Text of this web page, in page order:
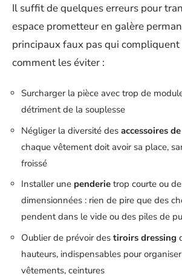
Il suffit de quelques erreurs pour
espace prometteur en galère
principaux faux pas qui compliquent
comment les éviter :
Surcharger la pièce avec trop de
détriment de la souplesse
Négliger la diversité des accessoires
chaque vêtement doit avoir sa place,
froissé
Installer une penderie trop courte ou
dimensionnées : rien de pire que des
pendent dans le vide ou des piles de
Oublier de prévoir des tiroirs dressing
hauteurs, indispensables pour
vêtements, ceintures